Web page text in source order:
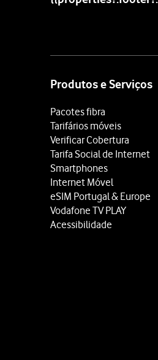
Produtos e Serviços
Pacotes fibra
Tarifários móveis
Verificar Cobertura
Tarifa Social de Internet
Smartphones
Internet Móvel
eSIM Portugal & Europe
Vodafone TV PLAY
Acessibilidade